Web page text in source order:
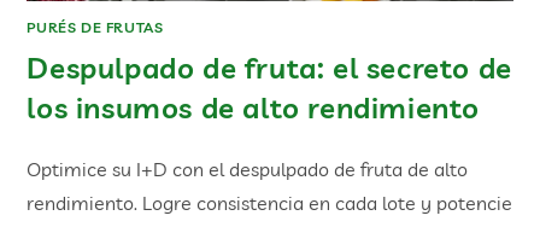
PURÉS DE FRUTAS
Despulpado de fruta: el secreto de
los insumos de alto rendimiento
Optimice su I+D con el despulpado de fruta de alto
rendimiento. Logre consistencia en cada lote y potencie